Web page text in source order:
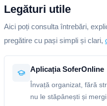
Legături utile
Aici poți consulta întrebări,
pregătire cu pași simpli și clari,
Aplicația SoferOnline
Învață organizat, fără
nu le stăpânești și